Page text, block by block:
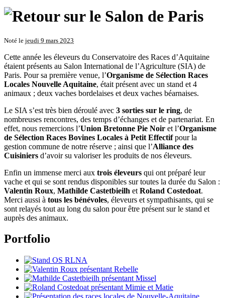
Noté le jeudi 9 mars 2023
Cette année les éleveurs du Conservatoire des Races d’Aquitaine
étaient présents au Salon International de l’Agriculture (SIA) de
Paris. Pour sa première venue, l’Organisme de Sélection Races
Locales Nouvelle Aquitaine, était présent avec un stand et 4
animaux ; deux vaches bordelaises et deux vaches béarnaises.
Le SIA s’est très bien déroulé avec 3 sorties sur le ring, de
nombreuses rencontres, des temps d’échanges et de partenariat. En
effet, nous remercions l’Union Bretonne Pie Noir et l’Organisme
de Sélection Races Bovines Locales à Petit Effectifpour la
gestion commune de notre réserve ; ainsi que l’Alliance des
Cuisiniers d’avoir su valoriser les produits de nos éleveurs.
Enfin un immense merci aux trois éleveurs qui ont préparé leur
vache et qui se sont rendus disponibles sur toutes la durée du Salon :
Valentin Roux, Mathilde Castetbieilh et Roland Costedoat.
Merci aussi à tous les bénévoles, éleveurs et sympathisants, qui se
sont relayés tout au long du salon pour être présent sur le stand et
auprès des animaux.
Portfolio